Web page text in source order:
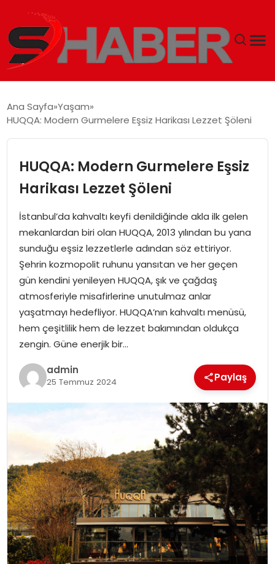
MAGAZIN
TEKNOLOJI
SPOR
EKONOMI
SIYASET
EĞITIM
YAŞAM
Ana Sayfa Yaşam
HUQQA: Modern Gurmelere Eşsiz Harikası Lezzet Şöleni
HUQQA: Modern Gurmelere Eşsiz
Harikası Lezzet Şöleni
İstanbul’da kahvaltı keyfi denildiğinde akla ilk gelen
mekanlardan biri olan HUQQA, 2013 yılından bu yana
sunduğu eşsiz lezzetlerle adından söz ettiriyor.
Şehrin kozmopolit ruhunu yansıtan ve her geçen
gün kendini yenileyen HUQQA, şık ve çağdaş
atmosferiyle misafirlerine unutulmaz anlar
yaşatmayı hedefliyor. HUQQA’nın kahvaltı menüsü,
hem çeşitlilik hem de lezzet bakımından oldukça
zengin. Güne enerjik bir…
admin
25 Temmuz 2024 Paylaş